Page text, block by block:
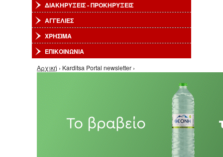
ΔΙΑΚΗΡΥΞΕΙΣ - ΠΡΟΚΗΡΥΞΕΙΣ
ΑΓΓΕΛΙΕΣ
ΧΡΗΣΙΜΑ
ΕΠΙΚΟΙΝΩΝΙΑ
Είστε εδώ
Αρχική › Karditsa Portal newsletter ›